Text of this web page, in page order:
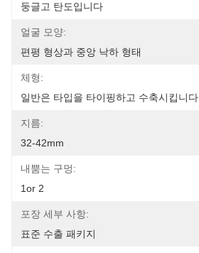
둥글고 탄도입니다
얼굴 모양:
편평 형상과 중앙 낙하 형태
체형:
일반은 타입을 타이핑하고 수축시킵니다
지름:
32-42mm
내뿜는 구멍:
1or 2
포장 세부 사항:
표준 수출 패키지